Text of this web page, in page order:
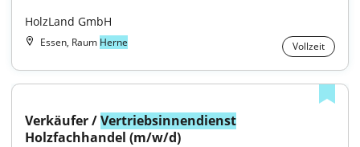
HolzLand GmbH
Essen, Raum Herne Vollzeit
Verkäufer / Vertriebsinnendienst
Holzfachhandel (m/w/d)